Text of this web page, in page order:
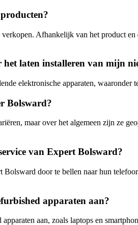
Afhankelijk van het product
laten installeren van mijn
elektronische apparaten,
Bolsward?
maar over het algemeen zijn ze
van Expert Bolsward?
Bolsward door te bellen naar hun
apparaten aan?
aan, zoals laptops en